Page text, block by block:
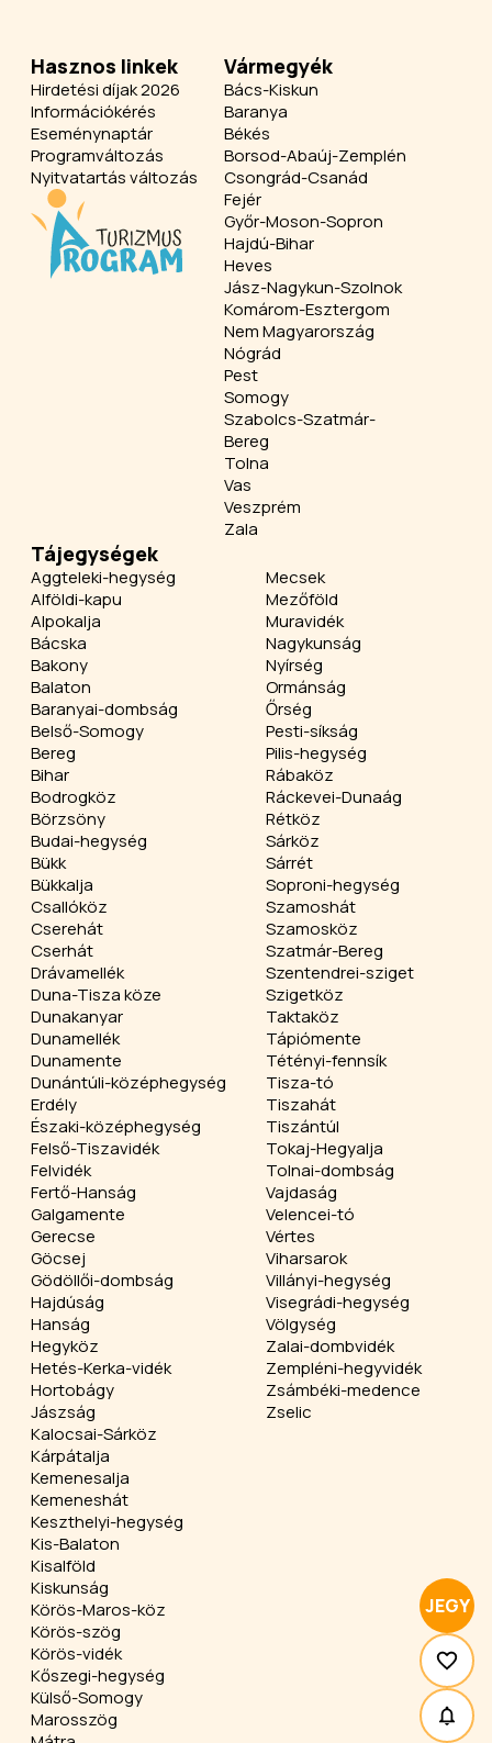
Hasznos linkek
Hirdetési díjak 2026
Információkérés
Eseménynaptár
Programváltozás
Nyitvatartás változás
Vármegyék
Bács-Kiskun
Baranya
Békés
Borsod-Abaúj-Zemplén
Csongrád-Csanád
Fejér
Győr-Moson-Sopron
Hajdú-Bihar
Heves
Jász-Nagykun-Szolnok
Komárom-Esztergom
Nem Magyarország
Nógrád
Pest
Somogy
Szabolcs-Szatmár-
Bereg
Tolna
Vas
Veszprém
Zala
Tájegységek
Aggteleki-hegység
Alföldi-kapu
Alpokalja
Bácska
Bakony
Balaton
Baranyai-dombság
Belső-Somogy
Bereg
Bihar
Bodrogköz
Börzsöny
Budai-hegység
Bükk
Bükkalja
Csallóköz
Cserehát
Cserhát
Drávamellék
Duna-Tisza köze
Dunakanyar
Dunamellék
Dunamente
Dunántúli-középhegység
Erdély
Északi-középhegység
Felső-Tiszavidék
Felvidék
Fertő-Hanság
Galgamente
Gerecse
Göcsej
Gödöllői-dombság
Hajdúság
Hanság
Hegyköz
Hetés-Kerka-vidék
Hortobágy
Jászság
Kalocsai-Sárköz
Kárpátalja
Kemenesalja
Kemeneshát
Keszthelyi-hegység
Kis-Balaton
Kisalföld
Kiskunság
Körös-Maros-köz
Körös-szög
Körös-vidék
Kőszegi-hegység
Külső-Somogy
Marosszög
Mecsek
Mezőföld
Muravidék
Nagykunság
Nyírség
Ormánság
Őrség
Pesti-síkság
Pilis-hegység
Rábaköz
Ráckevei-Dunaág
Rétköz
Sárköz
Sárrét
Soproni-hegység
Szamoshát
Szamosköz
Szatmár-Bereg
Szentendrei-sziget
Szigetköz
Taktaköz
Tápiómente
Tétényi-fennsík
Tisza-tó
Tiszahát
Tiszántúl
Tokaj-Hegyalja
Tolnai-dombság
Vajdaság
Velencei-tó
Vértes
Viharsarok
Villányi-hegység
Visegrádi-hegység
Völgység
Zalai-dombvidék
Zempléni-hegyvidék
Zsámbéki-medence
Zselic
JEGY